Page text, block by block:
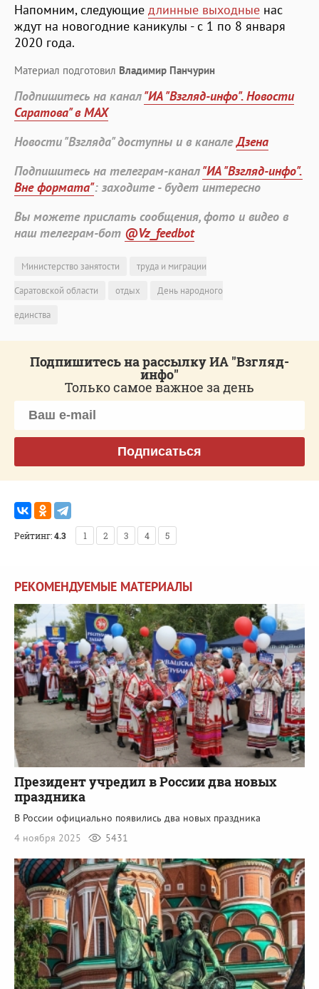
Напомним, следующие длинные выходные нас
ждут на новогодние каникулы - с 1 по 8 января
2020 года.
Материал подготовил Владимир Панчурин
Подпишитесь на канал"ИА "Взгляд-инфо". Новости
Саратова" в MAX
Новости "Взгляда" доступны и в каналеДзена
Подпишитесь на телеграм-канал"ИА "Взгляд-инфо".
Вне формата": заходите - будет интересно
Вы можете прислать сообщения, фото и видео в
наш телеграм-бот @Vz_feedbot
Министерство занятости
труда и миграции
Саратовской области
отдых
День народного
единства
Подпишитесь на рассылку ИА "Взгляд-
инфо"
Только самое важное за день
Подписаться
Рейтинг:4.3 1 2 3 4 5
РЕКОМЕНДУЕМЫЕ МАТЕРИАЛЫ
Президент учредил в России два новых
праздника
В России официально появились два новых праздника
4 ноября 2025
5431